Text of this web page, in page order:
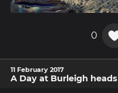
0
11 February 2017
A Day at Burleigh heads